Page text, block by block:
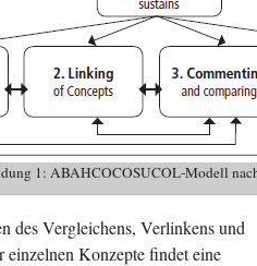
1: ABAHCOCOSUCOL-Modell
des Vergleichens, Verlinkens und
einzelnen Konzepte findet eine